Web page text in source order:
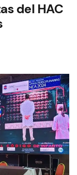
del HAC